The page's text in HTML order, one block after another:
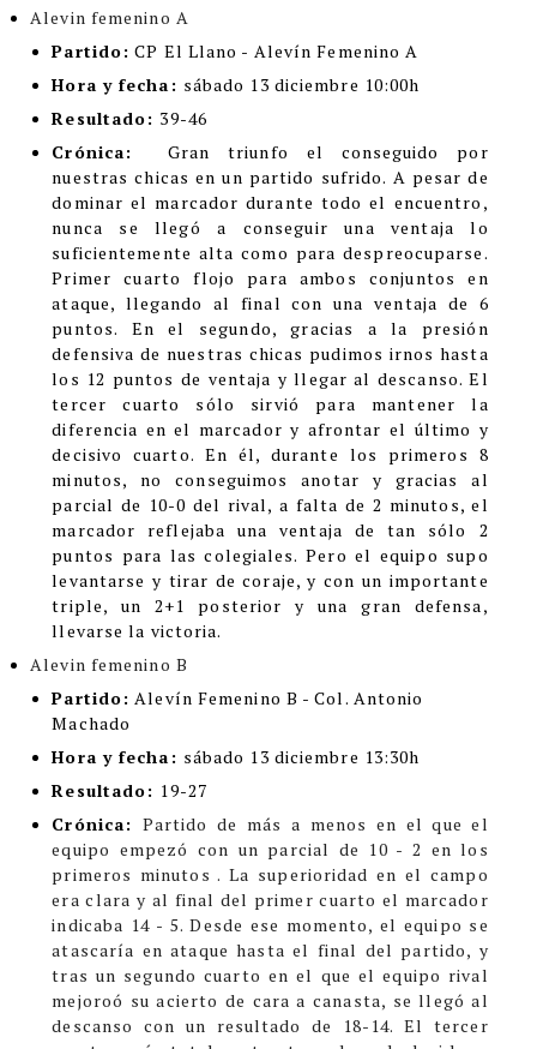
Alevin femenino A
Partido: CP El Llano - Alevín Femenino A
Hora y fecha: sábado 13 diciembre 10:00h
Resultado: 39-46
Crónica:
Gran triunfo el conseguido por
nuestras chicas en un partido sufrido. A pesar de
dominar el marcador durante todo el encuentro,
nunca se llegó a conseguir una ventaja lo
suficientemente alta como para despreocuparse.
Primer cuarto flojo para ambos conjuntos en
ataque, llegando al final con una ventaja de 6
puntos. En el segundo, gracias a la presión
defensiva de nuestras chicas pudimos irnos hasta
los 12 puntos de ventaja y llegar al descanso. El
tercer cuarto sólo sirvió para mantener la
diferencia en el marcador y afrontar el último y
decisivo cuarto. En él, durante los primeros 8
minutos, no conseguimos anotar y gracias al
parcial de 10-0 del rival, a falta de 2 minutos, el
marcador reflejaba una ventaja de tan sólo 2
puntos para las colegiales. Pero el equipo supo
levantarse y tirar de coraje, y con un importante
triple, un 2+1 posterior y una gran defensa,
llevarse la victoria.
Alevin femenino B
Partido: Alevín Femenino B - Col. Antonio
Machado
Hora y fecha: sábado 13 diciembre 13:30h
Resultado: 19-27
Crónica: Partido de más a menos en el que el
equipo empezó con un parcial de 10 - 2 en los
primeros minutos . La superioridad en el campo
era clara y al final del primer cuarto el marcador
indicaba 14 - 5. Desde ese momento, el equipo se
atascaría en ataque hasta el final del partido, y
tras un segundo cuarto en el que el equipo rival
mejoroó su acierto de cara a canasta, se llegó al
descanso con un resultado de 18-14.El tercer